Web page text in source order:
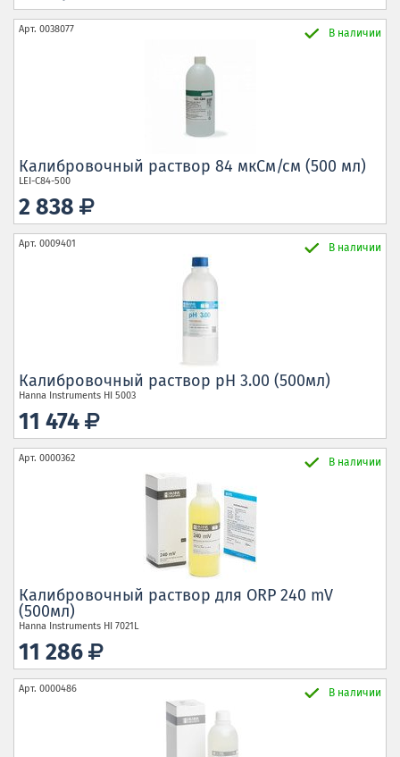
Арт. 0038077 В наличии
Калибровочный раствор 84 мкСм/см (500 мл)
LEI-C84-500
2 838
Арт. 0009401 В наличии
Калибровочный раствор pH 3.00 (500мл)
Hanna Instruments HI 5003
11 474
Арт. 0000362 В наличии
Калибровочный раствор для ORP 240 mV
(500мл)
Hanna Instruments HI 7021L
11 286
Арт. 0000486 В наличии